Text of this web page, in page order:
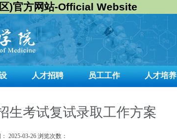
)官方网站-Official Website
人才招聘 员工工作 人才培养
生考试复试录取工作方案
2025-03-26 浏览次数：